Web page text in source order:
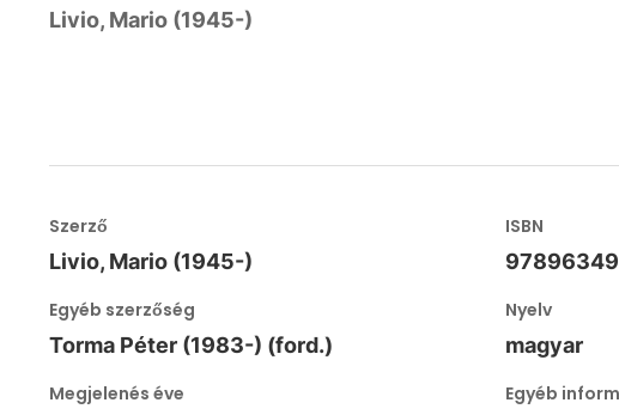
Livio, Mario (1945-)
Szerző
Livio, Mario (1945-)
ISBN
Egyéb szerzőség
Torma Péter (1983-) (ford.)
Nyelv
magyar
Megjelenés éve Egyéb